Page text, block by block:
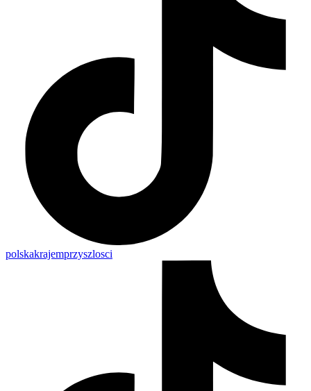
polskakrajemprzyszlosci